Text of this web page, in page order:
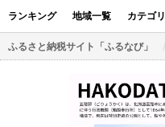
ランキング 地域一覧 カテゴリ
ふるさと納税サイト「ふるなび」